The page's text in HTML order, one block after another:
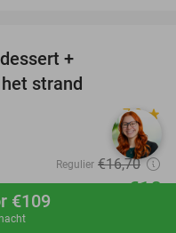
€109
+
strand
7.8 star
Regulier €16,70
€10